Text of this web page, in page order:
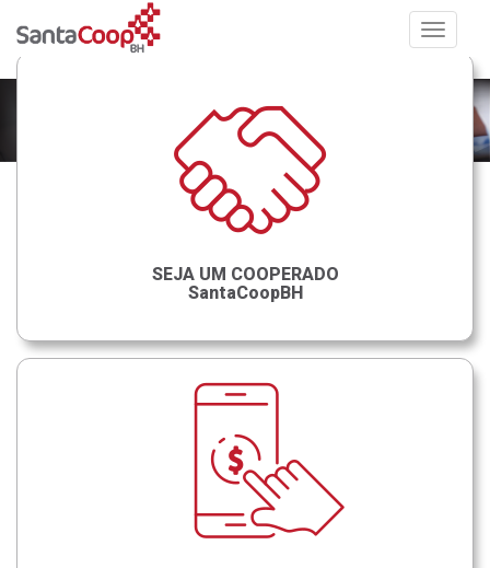
Toggle
SEJA UM COOPERADO
SantaCoopBH